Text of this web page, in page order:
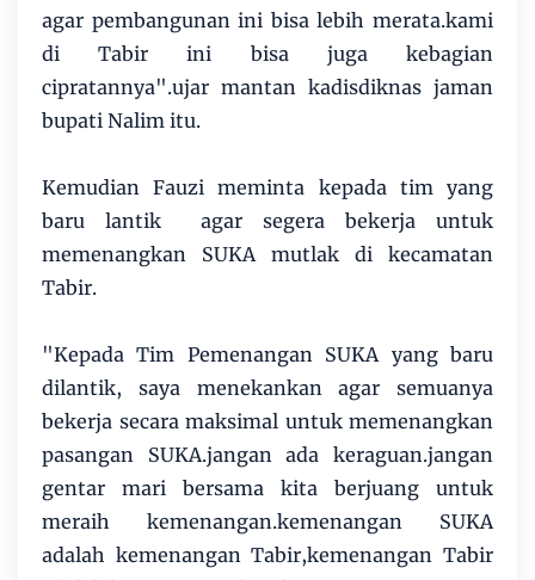
agar pembangunan ini bisa lebih merata.kami
di Tabir ini bisa juga kebagian
cipratannya".ujar mantan kadisdiknas jaman
bupati Nalim itu.
Kemudian Fauzi meminta kepada tim yang
baru lantik agar segera bekerja untuk
memenangkan SUKA mutlak di kecamatan
Tabir.
"Kepada Tim Pemenangan SUKA yang baru
dilantik, saya menekankan agar semuanya
bekerja secara maksimal untuk memenangkan
pasangan SUKA.jangan ada keraguan.jangan
gentar mari bersama kita berjuang untuk
meraih kemenangan.kemenangan SUKA
adalah kemenangan Tabir,kemenangan Tabir